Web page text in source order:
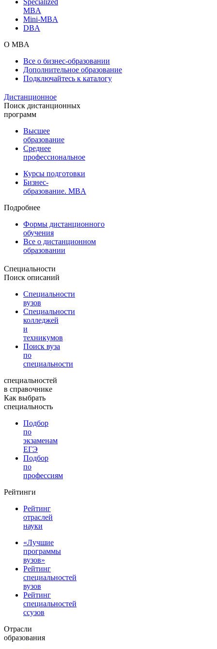
MBA
Mini-MBA
DBA
О MBA
Все о бизнес-образовании
Дополнительное образование
Подключайтесь к каталогу
Дистанционное
Поиск дистанционных
программ
Высшее
образование
Среднее
профессиональное
Курсы подготовки
Бизнес-
образование. MBA
Подробнее
Формы дистанционного
обучения
Все о дистанционном
образовании
Специальности
Поиск описаний
Специальности
вузов
Специальности
колледжей
и
техникумов
Поиск вуза
по
специальности
специальностей
в справочнике
Как выбрать
специальность
Подбор
по
экзаменам
ЕГЭ
Подбор
по
профессиям
Рейтинги
Рейтинг
отраслей
науки
«Лучшие
программы
вузов»
Рейтинг
специальностей
вузов
Рейтинг
специальностей
ссузов
Отрасли
образования